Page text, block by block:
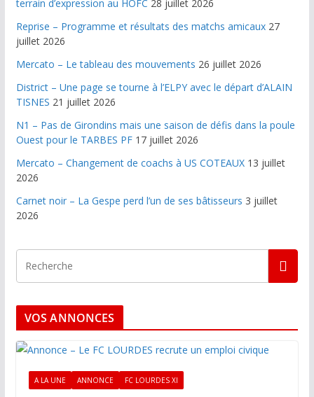
terrain d’expression au HOFC 28 juillet 2026
Reprise – Programme et résultats des matchs amicaux 27
juillet 2026
Mercato – Le tableau des mouvements 26 juillet 2026
District – Une page se tourne à l’ELPY avec le départ d’ALAIN
TISNES 21 juillet 2026
N1 – Pas de Girondins mais une saison de défis dans la poule
Ouest pour le TARBES PF 17 juillet 2026
Mercato – Changement de coachs à US COTEAUX 13 juillet
2026
Carnet noir – La Gespe perd l’un de ses bâtisseurs 3 juillet
2026
VOS ANNONCES
A LA UNE ANNONCE FC LOURDES XI